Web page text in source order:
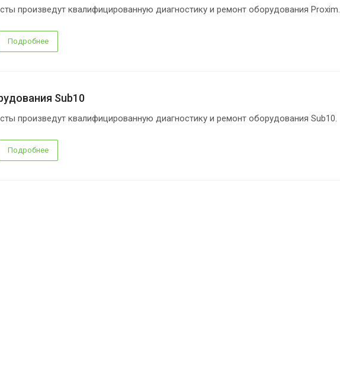
произведут квалифицированную диагностику и ремонт оборудования Proxim.
Подробнее
Sub10
произведут квалифицированную диагностику и ремонт оборудования Sub10.
Подробнее